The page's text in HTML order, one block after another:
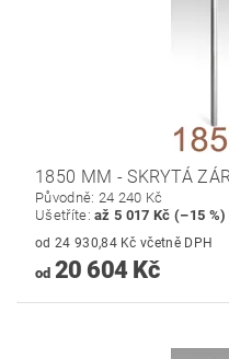
1850 MM - SKRYTÁ
Původně: 24 240 Kč
Ušetříte:až 5 017 Kč (–15 %)
od 24 930,84 Kč včetně DPH
od20 604 Kč